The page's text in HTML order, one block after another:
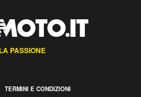
PASSIONE
TERMINI E CONDIZIONI